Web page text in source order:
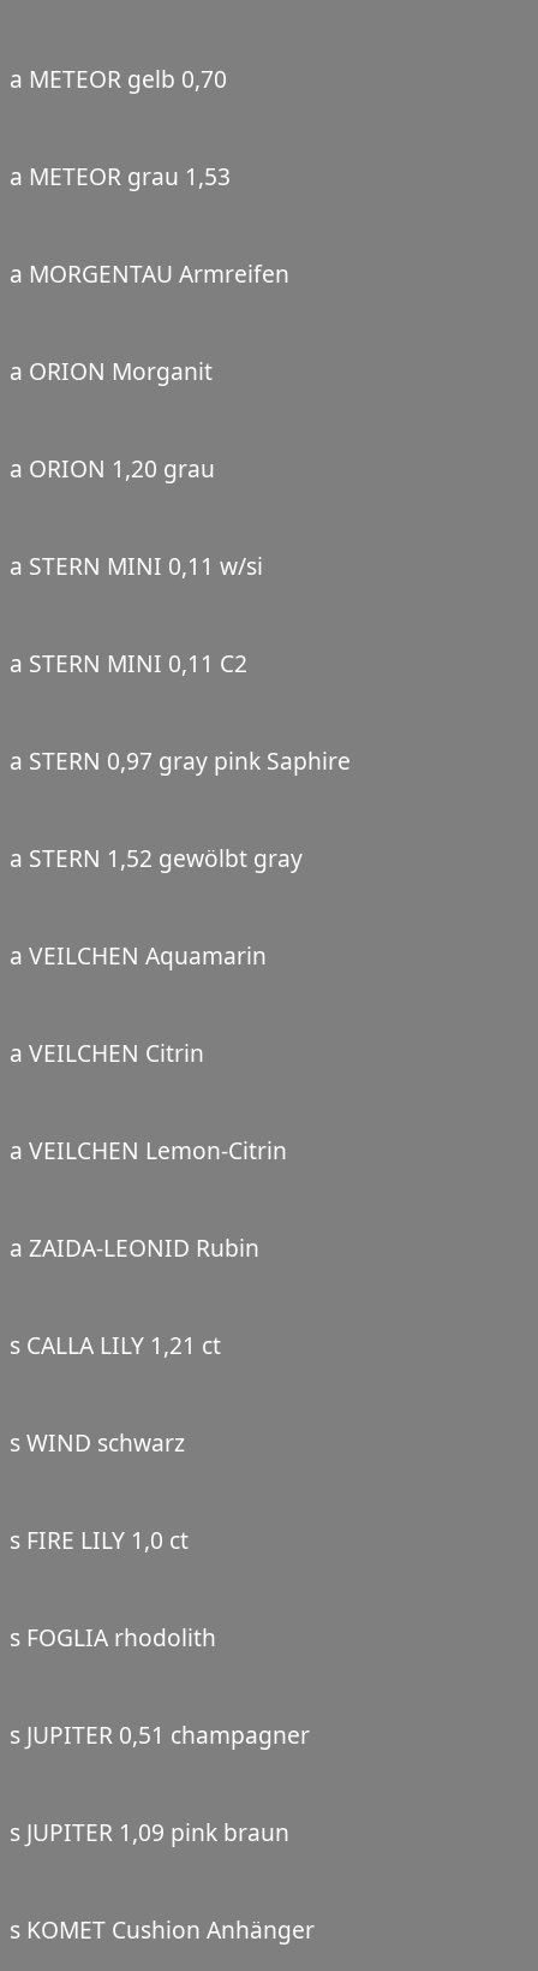
a METEOR gelb 0,70
a METEOR grau 1,53
a MORGENTAU Armreifen
a ORION Morganit
a ORION 1,20 grau
a STERN MINI 0,11 w/si
a STERN MINI 0,11 C2
a STERN 0,97 gray pink Saphire
a STERN 1,52 gewölbt gray
a VEILCHEN Aquamarin
a VEILCHEN Citrin
a VEILCHEN Lemon-Citrin
a ZAIDA-LEONID Rubin
s CALLA LILY 1,21 ct
s WIND schwarz
s FIRE LILY 1,0 ct
s FOGLIA rhodolith
s JUPITER 0,51 champagner
s JUPITER 1,09 pink braun
s KOMET Cushion Anhänger